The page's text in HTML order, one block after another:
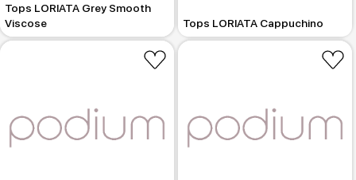
Tops LORIATA Grey Smooth
Viscose
Tops LORIATA Cappuchino